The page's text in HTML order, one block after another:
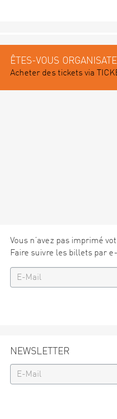
ÊTES-VOUS
Acheter des tickets via
Vous n’avez pas imprimé
Faire suivre les billets par
NEWSLETTER